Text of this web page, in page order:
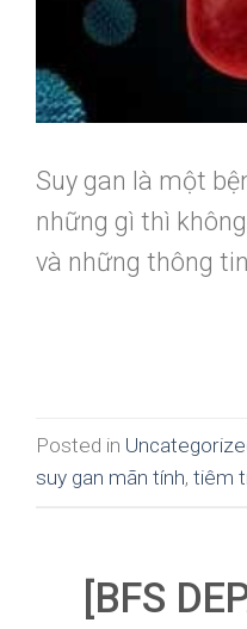
Suy gan là một
những gì thì
và những thông
Posted in
suy gan mãn tính, tiêm
[BFS